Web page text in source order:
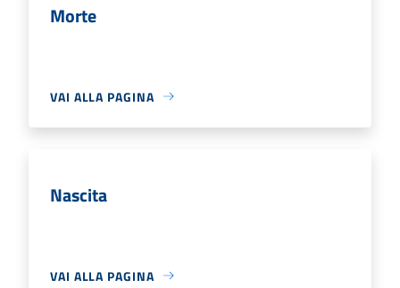
Morte
VAI ALLA PAGINA
Nascita
VAI ALLA PAGINA